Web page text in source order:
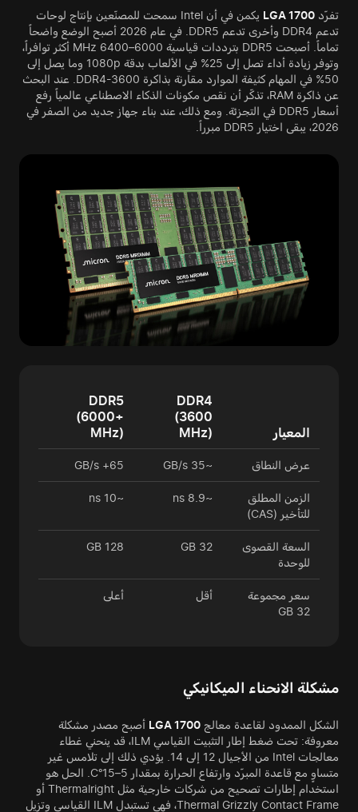
تفرّد LGA 1700
يكمن في أن Intel سمحت للمصنّعين بإنتاج لوحات
تدعم DDR4 وأخرى تدعم DDR5. في عام 2026 أصبح الوضع واضحاً
تماماً. أصبحت DDR5 بترددات قياسية 6000–6400 MHz أكثر توافراً،
وتوفر زيادة أداء تصل إلى 25% في الألعاب بدقة 1080p وما يصل إلى
50% في المهام كثيفة الموارد مقارنة بذاكرة DDR4-3600. عند البحث
عن ذاكرة RAM، تذكّر أن نقص مكونات الذكاء الاصطناعي عالمياً رفع
أسعار DDR5 في التجزئة. ومع ذلك، عند بناء جهاز جديد من الصفر في
2026، يبقى اختيار DDR5 مبرراً.
المعيار
DDR4
(3600
MHz)
DDR5
(6000+
MHz)
عرض النطاق ~35 GB/s
65+ GB/s
الزمن المطلق
للتأخير (CAS)
~8.9 ns
~10 ns
السعة القصوى
للوحدة
32 GB
128 GB
سعر مجموعة
32 GB
أقل أعلى
مشكلة الانحناء الميكانيكي
الشكل الممدود لقاعدة معالج LGA 1700 أصبح مصدر مشكلة
معروفة: تحت ضغط إطار التثبيت القياسي ILM، قد ينحني غطاء
معالجات Intel من الأجيال 12 إلى 14. يؤدي ذلك إلى تلامس غير
متساوٍ مع قاعدة المبرّد وارتفاع الحرارة بمقدار 5–15°C. الحل هو
استخدام إطارات تصحيح من شركات خارجية مثل Thermalright أو
Thermal Grizzly Contact Frame، فهي تستبدل ILM القياسي وتزيل